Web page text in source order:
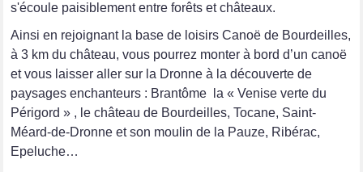
s'écoule paisiblement entre forêts et châteaux.
Ainsi en rejoignant la base de loisirs Canoë de Bourdeilles,
à 3 km du château, vous pourrez monter à bord d’un canoë
et vous laisser aller sur la Dronne à la découverte de
paysages enchanteurs : Brantôme la « Venise verte du
Périgord » , le château de Bourdeilles, Tocane, Saint-
Méard-de-Dronne et son moulin de la Pauze, Ribérac,
Epeluche…